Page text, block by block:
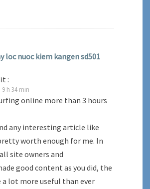
loc nuoc kiem kangen sd501
:
9 h 34 min
online more than 3 hours
any interesting article like
worth enough for me. In
site owners and
good content as you did, the
a lot more useful than ever